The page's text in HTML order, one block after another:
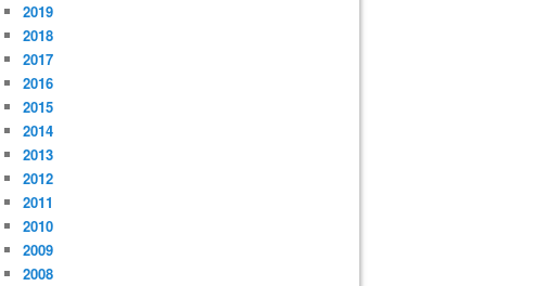
2019
2018
2017
2016
2015
2014
2013
2012
2011
2010
2009
2008